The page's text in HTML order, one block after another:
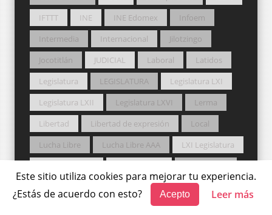
Este sitio utiliza cookies para mejorar tu experiencia.
¿Estás de acuerdo con esto?
Acepto Leer más
IFTTT
INE INE Edomex
Infoem
Intermedia
Internacional
Jilotzingo
Jocotitlán
JUDICIAL Laboral
Latidos
Legislatura
LEGISLATURA
Legislatura LXI
Legislatura LXII
Legislatura LXVI
Lerma
Libertad
Libertad de expresión
Local
Lucha Libre
Lucha Libre AAA
LXI Legislatura
MC
Medio Ambiente
México magia y libertad